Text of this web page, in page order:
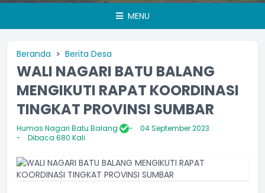
MENU
Beranda Berita Desa
WALI NAGARI BATU BALANG
MENGIKUTI RAPAT KOORDINASI
TINGKAT PROVINSI SUMBAR
Humas Nagari Batu Balang
04 September 2023
Dibaca 680 Kali